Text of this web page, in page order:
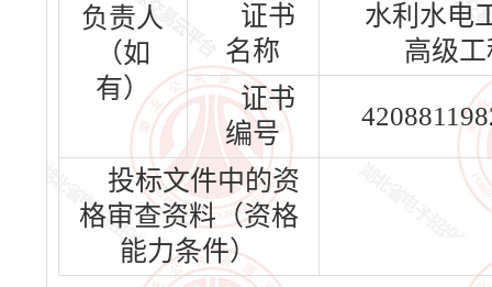
负责人
（如
有）
证书
名称
水利水电
高级
证书
编号
投标文件中的资
格审查资料（资格
能力条件）